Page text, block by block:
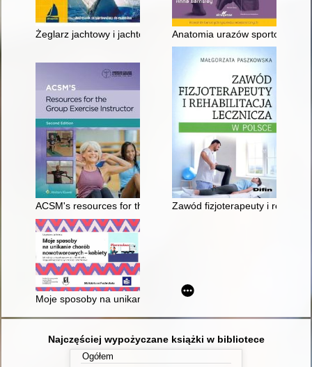
Żeglarz jachtowy i jachtowy sternik morskiAnatomia urazów sportowych
ACSM's resources for the group exercise instructor
Zawód fizjoterapeuty i
Moje sposoby na unikanie chorób nowotworowych - kobiety :
Najczęściej wypożyczane książki w bibliotece
Ogółem